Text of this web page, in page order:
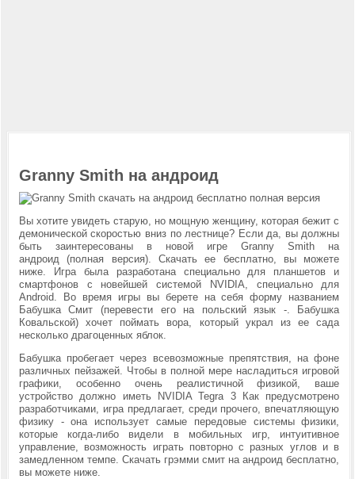
Granny Smith на андроид
Вы хотите увидеть старую, но мощную женщину, которая бежит с
демонической скоростью вниз по лестнице? Если да, вы должны
быть заинтересованы в новой игре Granny Smith на
андроид (полная версия). Скачать ее бесплатно, вы можете
ниже. Игра была разработана специально для планшетов и
смартфонов с новейшей системой NVIDIA, специально для
Android. Во время игры вы берете на себя форму названием
Бабушка Смит (перевести его на польский язык -. Бабушка
Ковальской) хочет поймать вора, который украл из ее сада
несколько драгоценных яблок.
Бабушка пробегает через всевозможные препятствия, на фоне
различных пейзажей. Чтобы в полной мере насладиться игровой
графики, особенно очень реалистичнойфизикой, ваше
устройство должно иметь NVIDIA Tegra 3 Как предусмотрено
разработчиками, игра предлагает, среди прочего, впечатляющую
физику - она использует самые передовые системы физики,
которые когда-либо видели в мобильных игр, интуитивное
управление, возможность играть повторно с разных углов и в
замедленном темпе. Скачать грэмми смит на андроид бесплатно,
вы можете ниже.